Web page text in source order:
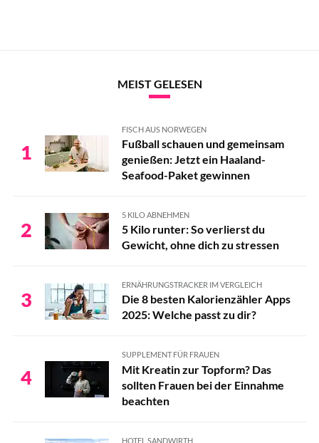
MEIST GELESEN
1
FISCH AUS NORWEGEN
Fußball schauen und gemeinsam
genießen: Jetzt ein Haaland-
Seafood-Paket gewinnen
2
5 KILO ABNEHMEN
5 Kilo runter: So verlierst du
Gewicht, ohne dich zu stressen
3
ERNÄHRUNGSTRACKER IM VERGLEICH
Die 8 besten Kalorienzähler Apps
2025: Welche passt zu dir?
4
SUPPLEMENT FÜR FRAUEN
Mit Kreatin zur Topform? Das
sollten Frauen bei der Einnahme
beachten
HOTEL SANDWIRTH